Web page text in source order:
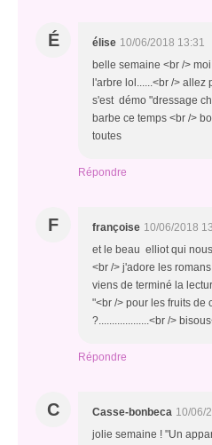
É élise 10/06/2018 13:31
belle semaine <br />
l'arbre lol......<br />
s'est démo "dressage
barbe ce temps <br />
toutes
Répondre
F françoise 10/06/2018
et le beau elliot qui
<br /> j'adore les
viens de terminé la
"<br /> pour les fruits de
?...................<br />
Répondre
C Casse-bonbeca 10/06/
jolie semaine ! "Un